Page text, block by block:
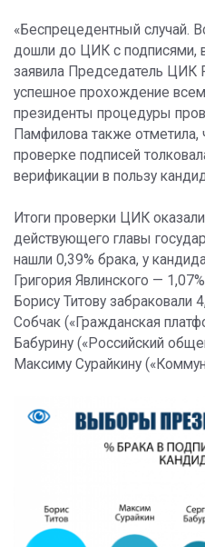
«Беспрецедентный случай.
дошли до ЦИК с подписями,
заявила Председатель ЦИК
успешное прохождение
президенты процедуры
Памфилова также отметила,
проверке подписей
верификации в пользу
Итоги проверки ЦИК
действующего главы
нашли 0,39% брака, у
Григория Явлинского —
Борису Титову забраковали
Собчак («Гражданская
Бабурину («Российский
Максиму Сурайкину